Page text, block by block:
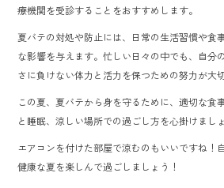
療機関を受診することをおすすめします。
夏バテの対処や防止には、日常の生活習慣や食
な影響を与えます。忙しい日々の中でも、自分
さに負けない体力と活力を保つための努力が大
この夏、夏バテから身を守るために、適切な食
と睡眠、涼しい場所での過ごし方を心掛けましょ
エアコンを付けた部屋で涼むのもいいですね！
健康な夏を楽しんで過ごしましょう！